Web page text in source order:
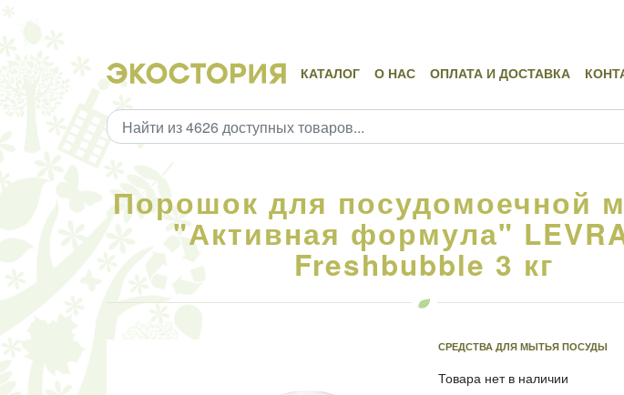
КАТАЛОГ О НАС ОПЛАТА И ДОСТАВКА
Порошок для посудомоечной
"Активная формула"
Freshbubble 3 кг
СРЕДСТВА ДЛЯ МЫТЬЯ ПОСУДЫ
Товара нет в наличии